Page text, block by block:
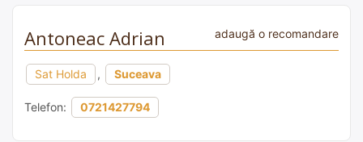
Antoneac Adrian adaugă o recomandare
Sat Holda , Suceava
Telefon: 0721427794